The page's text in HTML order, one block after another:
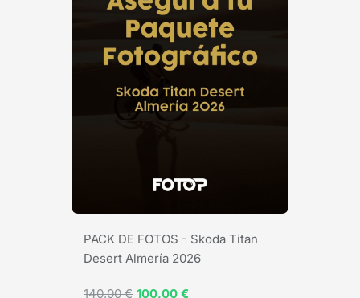
PACK DE FOTOS - Skoda Titan
Desert Almería 2026
140,00 € 100,00 €